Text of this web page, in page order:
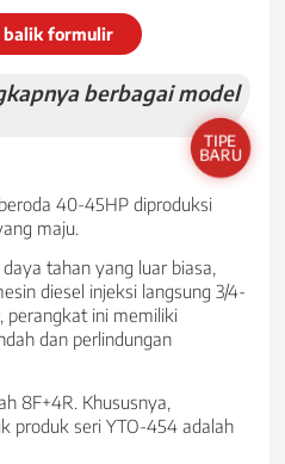
balik formulir
TIPE
BARU
berbagai model
40-45HP diproduksi
maju.
tahan yang luar biasa,
diesel injeksi langsung 3/4-
perangkat ini memiliki
dan perlindungan
8F+4R. Khususnya,
produk seri YTO-454 adalah